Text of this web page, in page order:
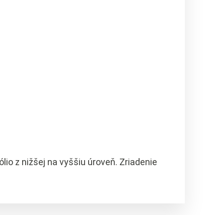
z nižšej na vyššiu úroveň. Zriadenie